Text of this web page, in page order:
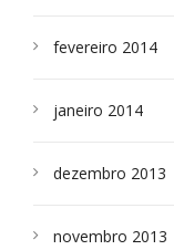
fevereiro 2014
janeiro 2014
dezembro 2013
novembro 2013